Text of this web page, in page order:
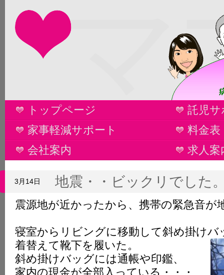
マ
トップページ
託児
家事軽減サポート
料金表
会社案内
求人案
地震・・ビックリでした
3月14日
震源地が近かったから、携帯の緊急音が
寝室からリビングに移動して斜め掛けバ
着替えて靴下を履いた。
斜め掛けバッグには通帳や印鑑、
家内の現金が全部入っている・・・